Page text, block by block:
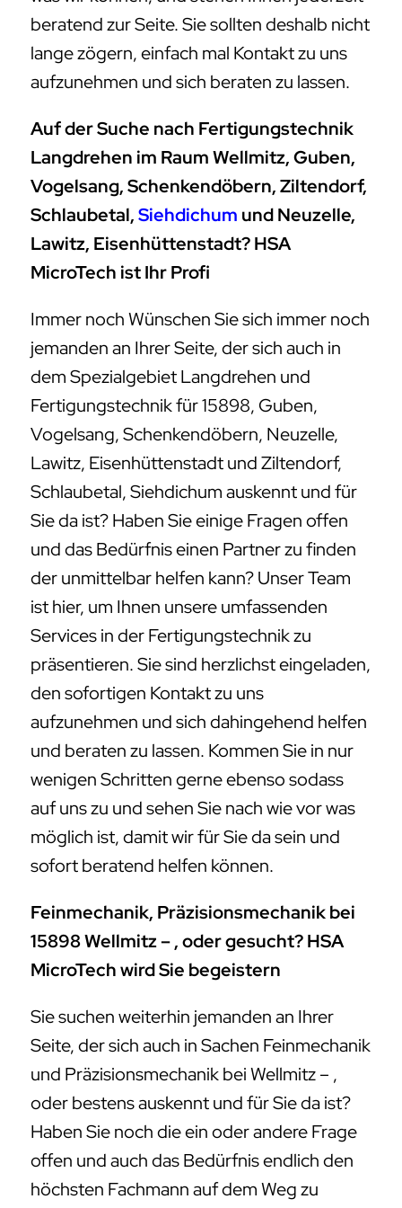
beratend zur Seite. Sie sollten deshalb nicht
lange zögern, einfach mal Kontakt zu uns
aufzunehmen und sich beraten zu lassen.
Auf der Suche nach Fertigungstechnik
Langdrehen im Raum Wellmitz, Guben,
Vogelsang, Schenkendöbern, Ziltendorf,
Schlaubetal,Siehdichum und Neuzelle,
Lawitz, Eisenhüttenstadt? HSA
MicroTech ist Ihr Profi
Immer noch Wünschen Sie sich immer noch
jemanden an Ihrer Seite, der sich auch in
dem Spezialgebiet Langdrehen und
Fertigungstechnik für 15898, Guben,
Vogelsang, Schenkendöbern, Neuzelle,
Lawitz, Eisenhüttenstadt und Ziltendorf,
Schlaubetal, Siehdichum auskennt und für
Sie da ist? Haben Sie einige Fragen offen
und das Bedürfnis einen Partner zu finden
der unmittelbar helfen kann? Unser Team
ist hier, um Ihnen unsere umfassenden
Services in der Fertigungstechnik zu
präsentieren. Sie sind herzlichst eingeladen,
den sofortigen Kontakt zu uns
aufzunehmen und sich dahingehend helfen
und beraten zu lassen. Kommen Sie in nur
wenigen Schritten gerne ebenso sodass
auf uns zu und sehen Sie nach wie vor was
möglich ist, damit wir für Sie da sein und
sofort beratend helfen können.
Feinmechanik, Präzisionsmechanik bei
15898 Wellmitz – , oder gesucht? HSA
MicroTech wird Sie begeistern
Sie suchen weiterhin jemanden an Ihrer
Seite, der sich auch in Sachen Feinmechanik
und Präzisionsmechanik bei Wellmitz – ,
oder bestens auskennt und für Sie da ist?
Haben Sie noch die ein oder andere Frage
offen und auch das Bedürfnis endlich den
höchsten Fachmann auf dem Weg zu